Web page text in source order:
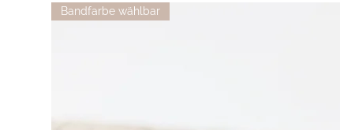
Bandfarbe wählbar